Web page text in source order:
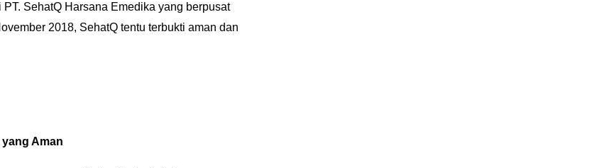
SehatQ Harsana Emedika yang berpusat
2018, SehatQ tentu terbukti aman dan
Aman